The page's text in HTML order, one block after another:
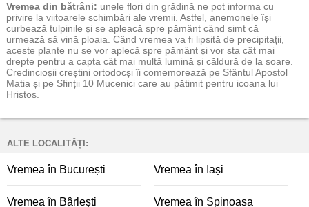
Vremea din bătrâni: unele flori din grădină ne pot informa cu
privire la viitoarele schimbări ale vremii. Astfel, anemonele își
curbează tulpinile și se apleacă spre pământ când simt că
urmează să vină ploaia. Când vremea va fi lipsită de precipitații,
aceste plante nu se vor aplecă spre pământ și vor sta cât mai
drepte pentru a capta cât mai multă lumină și căldură de la soare.
Credincioșii creștini ortodocși îi comemorează pe Sfântul Apostol
Matia și pe Sfinții 10 Mucenici care au pătimit pentru icoana lui
Hristos.
ALTE LOCALITĂȚI:
Vremea în București Vremea în Iași
Vremea în Bârlești Vremea în Spinoasa